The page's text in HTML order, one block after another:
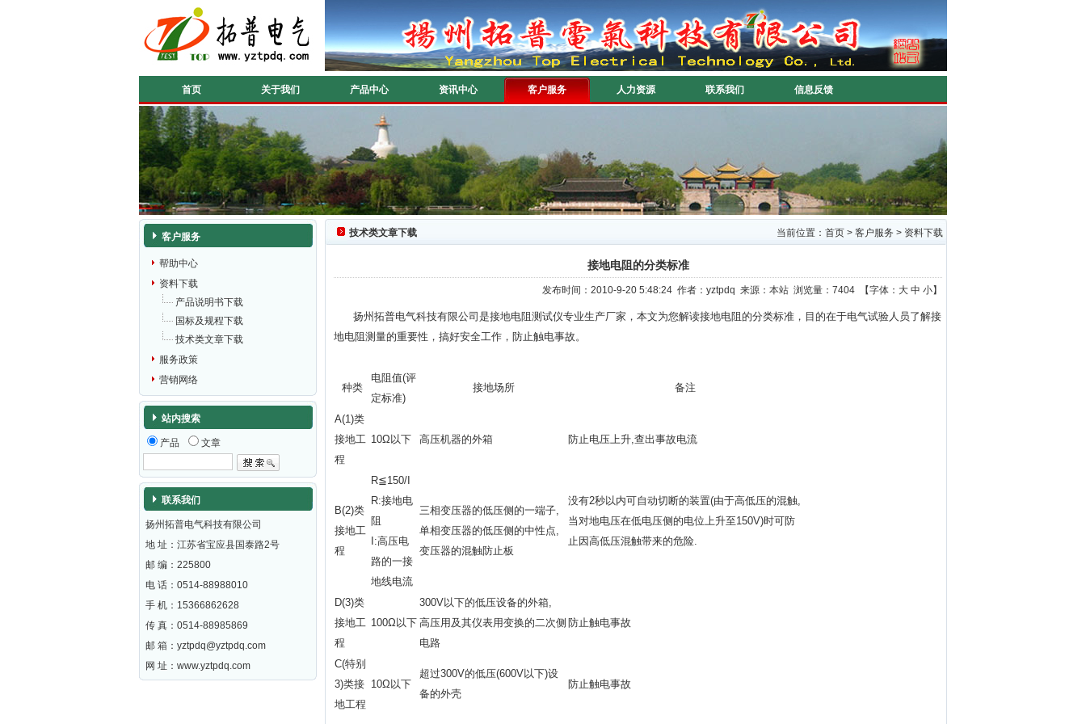
首页 关于我们 产品中心 资讯中心 客户服务 人力资源 联系我们 信息反馈
客户服务
帮助中心
资料下载
产品说明书下载
国标及规程下载
技术类文章下载
服务政策
营销网络
站内搜索
产品 文章
联系我们
扬州拓普电气科技有限公司
地 址：江苏省宝应县国泰路2号
邮 编： 225800
电 话：0514-88988010
手 机：15366862628
传 真：0514-88985869
邮 箱： yztpdq@yztpdq.com
网 址： www.yztpdq.com
当前位置： 首页 > 客户服务 > 资料下载
技术类文章下载
接地电阻的分类标准
发布时间：2010-9-20 5:48:24 作者：yztpdq 来源：本站 浏览量：7404 【字体： 大 中 小】
扬州拓普电气科技有限公司是接地电阻测试仪专业生产厂家，本文为您解读接地电阻的分类标准，目的在于电气试验人员了解接
地电阻测量的重要性，搞好安全工作，防止触电事故。
种类
电阻值(评
定标准)
接地场所 备注
A(1)类
接地工
程
10Ω以下 高压机器的外箱 防止电压上升,查出事故电流
B(2)类
接地工
程
R≦150/I
R:接地电
阻
I:高压电
路的一接
地线电流
三相变压器的低压侧的一端子,
单相变压器的低压侧的中性点,
变压器的混触防止板
没有2秒以内可自动切断的装置(由于高低压的混触,
当对地电压在低电压侧的电位上升至150V)时可防
止因高低压混触带来的危险.
D(3)类
接地工
程
100Ω以下
300V以下的低压设备的外箱,
高压用及其仪表用变换的二次侧
电路
防止触电事故
C(特别
3)类接
地工程
10Ω以下
超过300V的低压(600V以下)设
备的外壳
防止触电事故